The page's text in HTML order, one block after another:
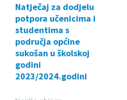
Natječaj za dodjelu
potpora učenicima i
studentima s
područja općine
sukošan u školskoj
godini
2023/2024.godini